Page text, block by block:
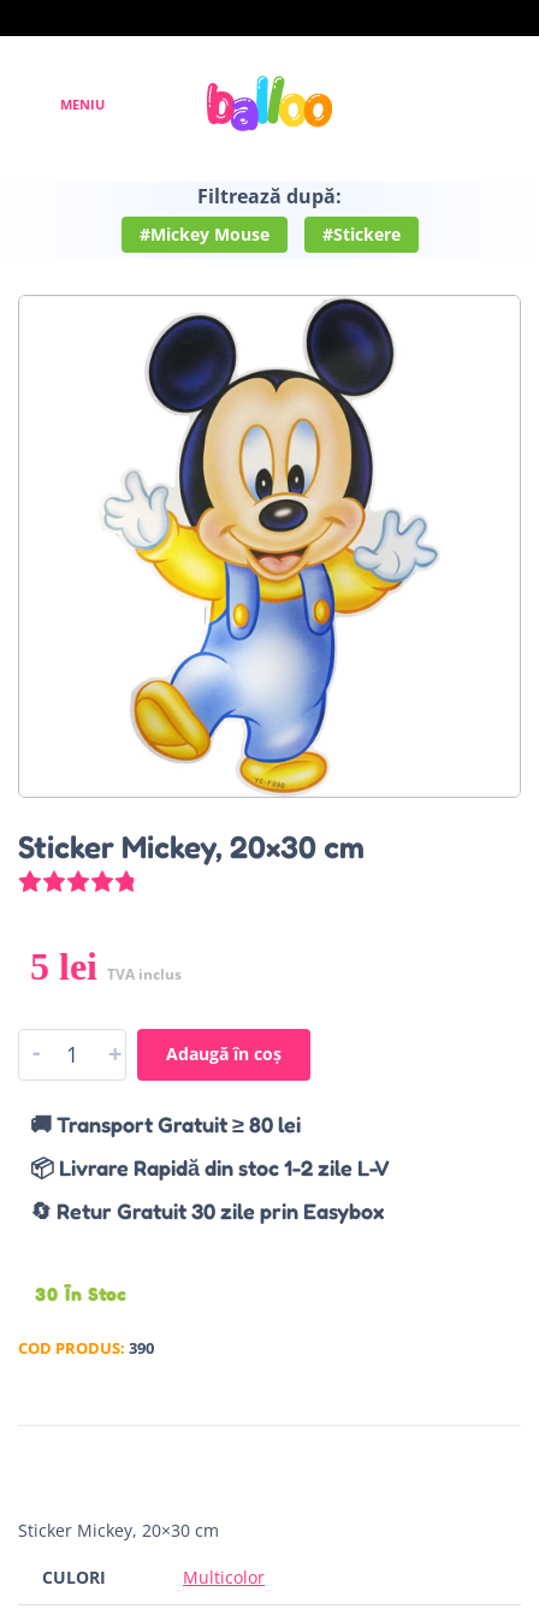
Filtrează după:
#Mickey Mouse #Stickere
Sticker Mickey, 20×30 cm
Evaluat la
5
5 lei TVA inclus
- + Adaugă în coș
🚚 Transport Gratuit ≥ 80 lei
📦 Livrare Rapidă din stoc 1-2 zile L-V
🔄 Retur Gratuit 30 zile prin Easybox
30 În Stoc
COD PRODUS: 390
Sticker Mickey, 20×30 cm
CULORI Multicolor